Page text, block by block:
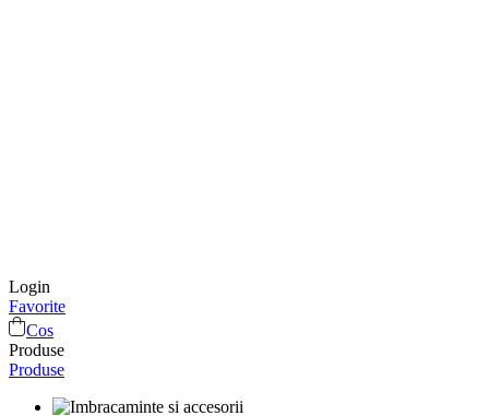
Login
Favorite
Cos
Produse
Produse